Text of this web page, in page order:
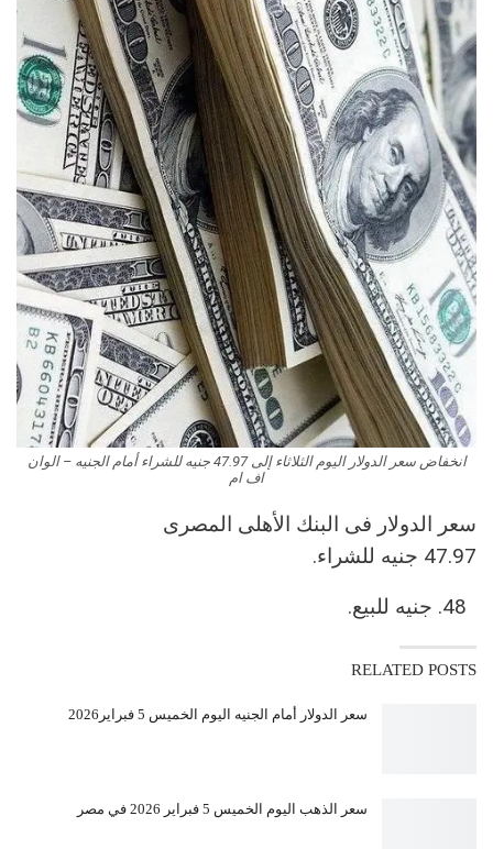
انخفاض سعر الدولار اليوم الثلاثاء إلى 47.97 جنيه للشراء أمام الجنيه – الوان
اف ام
سعر الدولار فى البنك الأهلى المصرى
47.97 جنيه للشراء.
جنيه للبيع.
RELATED POSTS
سعر الدولار أمام الجنيه اليوم الخميس 5 فبراير2026
سعر الذهب اليوم الخميس 5 فبراير 2026 في مصر